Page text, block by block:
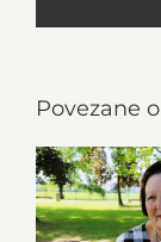
Povezane